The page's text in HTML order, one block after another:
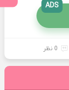
ADS
0 نظر